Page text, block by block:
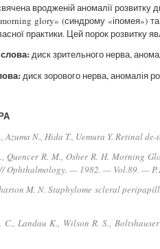
вродженій аномалії розвитку
glory» (синдрому «іпомея»)
практики. Цей порок розвитку
диск зрительного нерва,
диск зорового нерва, аномалія
Azuma N., Hida T., Uemura Y. Retinal
Quencer R. M., Osher R. H. Morning
Ophthalmology. — 1982. — Vol.89. —
M. N. Staphylome scleral
C., Landau K., Wilson R. S.,